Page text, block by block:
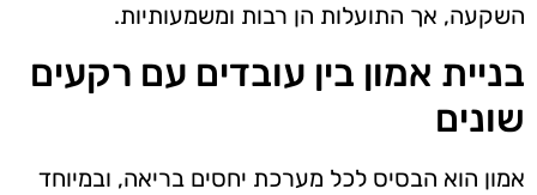
השקעה, אך התועלות הן רבות ומשמעותיות.
בניית אמון בין עובדים עם רקעים
שונים
אמון הוא הבסיס לכל מערכת יחסים בריאה, ובמיוחד